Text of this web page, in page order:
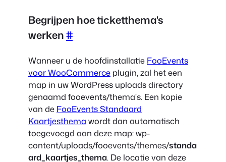
Begrijpen hoe ticketthema's
werken#
Wanneer u de hoofdinstallatie FooEvents
voor WooCommerce plugin, zal het een
map in uw WordPress uploads directory
genaamd fooevents/thema's. Een kopie
van de FooEvents Standaard
Kaartjesthema wordt dan automatisch
toegevoegd aan deze map:wp-
content/uploads/fooevents/themes/standa
ard_kaartjes_thema. De locatie van deze